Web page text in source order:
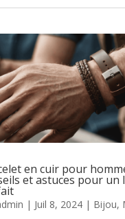
en cuir pour
et astuces pour un
| Juil 8, 2024| Bijou,